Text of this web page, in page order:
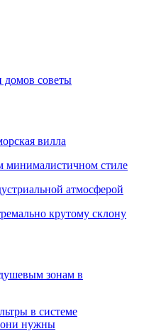
домов советы
вилла
минималистичном стиле
атмосферой
крутому склону
зонам в
в системе
они нужны